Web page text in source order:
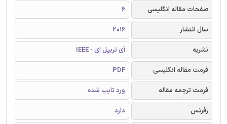
صفحات مقاله انگلیسی
6
سال انتشار
2016
نشریه
آی تریپل ای - IEEE
فرمت مقاله انگلیسی
PDF
فرمت ترجمه مقاله
ورد تایپ شده
رفرنس
دارد